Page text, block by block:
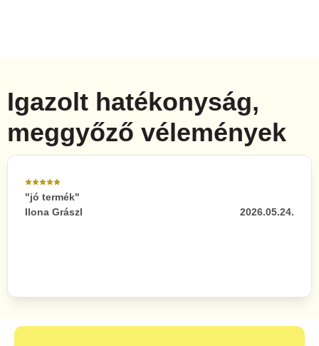
Igazolt hatékonyság,
meggyőző vélemények
"jó termék"
Ilona Grászl
2026.05.24.